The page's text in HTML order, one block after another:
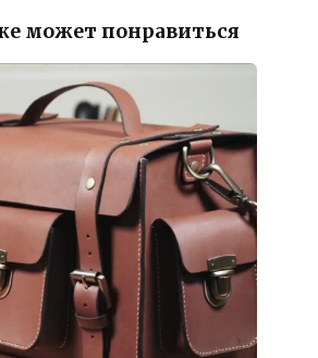
может понравиться